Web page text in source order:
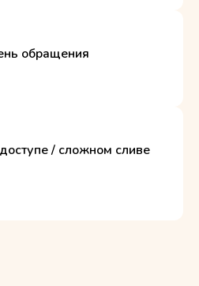
обращения
/ сложном сливе